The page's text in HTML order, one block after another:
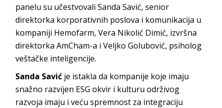
panelu su učestvovali Sanda Savić, senior
direktorka korporativnih poslova i komunikacija u
kompaniji Hemofarm, Vera Nikolić Dimić, izvršna
direktorka AmCham-a i Veljko Golubović, psiholog
veštačke inteligencije.
Sanda Savić je istakla da kompanije koje imaju
snažno razvijen ESG okvir i kulturu održivog
razvoja imaju i veću spremnost za integraciju